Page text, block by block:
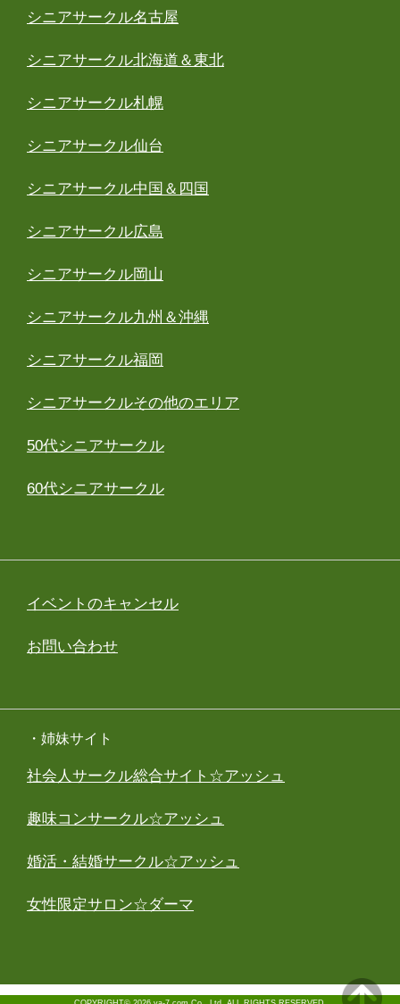
シニアサークル名古屋
シニアサークル北海道＆東北
シニアサークル札幌
シニアサークル仙台
シニアサークル中国＆四国
シニアサークル広島
シニアサークル岡山
シニアサークル九州＆沖縄
シニアサークル福岡
シニアサークルその他のエリア
50代シニアサークル
60代シニアサークル
イベントのキャンセル
お問い合わせ
・姉妹サイト
社会人サークル総合サイト☆アッシュ
趣味コンサークル☆アッシュ
婚活・結婚サークル☆アッシュ
女性限定サロン☆ダーマ